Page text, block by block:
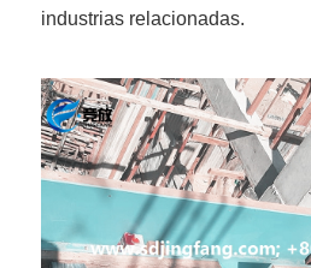
industrias relacionadas.